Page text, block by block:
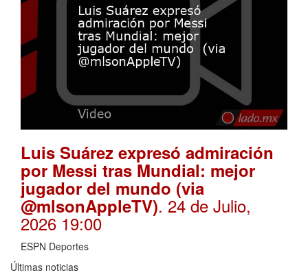
Luis Suárez expresó admiración
por Messi tras Mundial: mejor
jugador del mundo (via
@mlsonAppleTV). 24 de Julio,
2026 19:00
ESPN Deportes
Últimas noticias